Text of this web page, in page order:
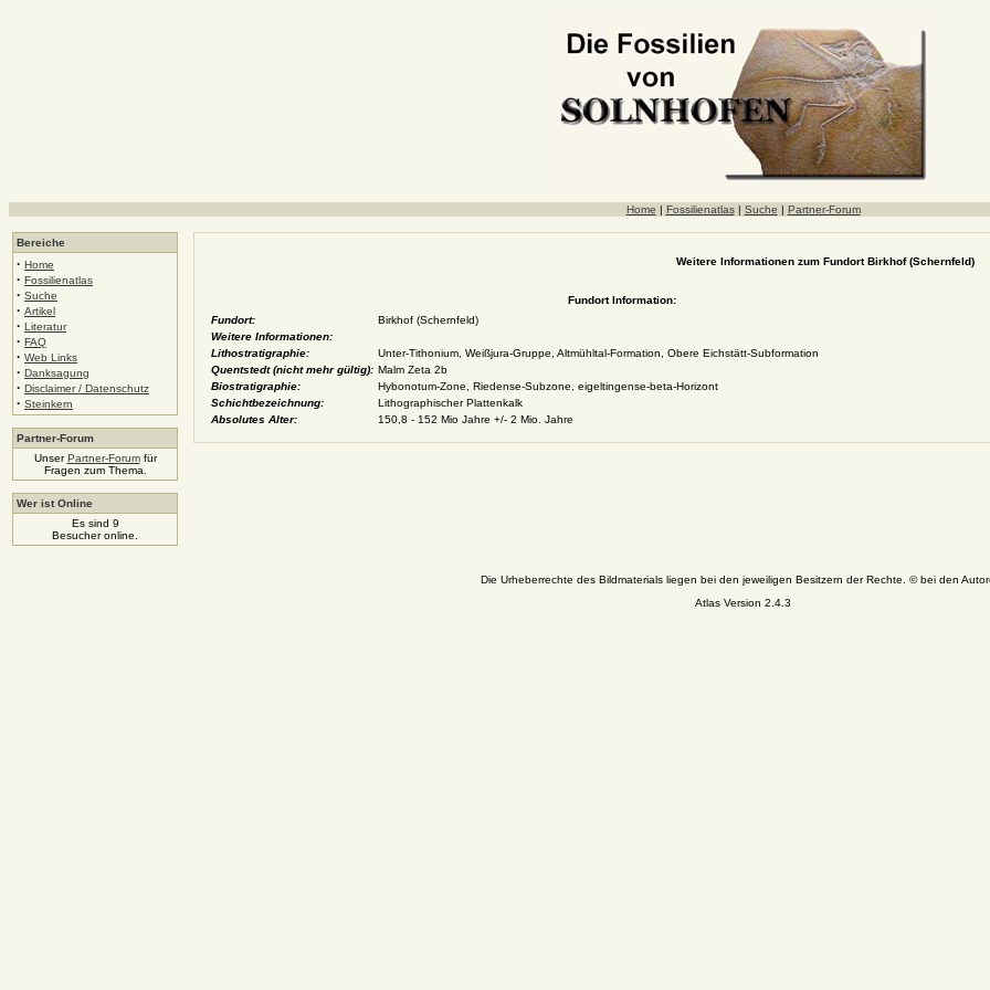
Home | Fossilienatlas| Suche | Partner-Forum
Bereiche
· Home
· Fossilienatlas
· Suche
· Artikel
· Literatur
· FAQ
· Web Links
· Danksagung
· Disclaimer / Datenschutz
· Steinkern
Partner-Forum
UnserPartner-Forumfür
Fragen zum Thema.
Wer ist Online
Es sind 9
Besucher online.
Weitere Informationen zum Fundort Birkhof (Schernfeld)
Fundort Information:
Fundort:
Birkhof (Schernfeld)
Weitere Informationen:
Lithostratigraphie:
Unter-Tithonium, Weißjura-Gruppe, Altmühltal-Formation, Obere Eichstätt-Subformation
Quentstedt (nicht mehr gültig): Malm Zeta 2b
Biostratigraphie:
Hybonotum-Zone, Riedense-Subzone, eigeltingense-beta-Horizont
Schichtbezeichnung:
Lithographischer Plattenkalk
Absolutes Alter:
150,8 - 152 Mio Jahre +/- 2 Mio. Jahre
Die Urheberrechte des Bildmaterials liegen bei den jeweiligen Besitzern der Rechte. © bei den
Atlas Version 2.4.3